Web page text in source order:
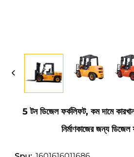
5 টন ডিজেল ফর্কলিফট, কম দামে
নির্মাণকাজের জন্য ডিজেল